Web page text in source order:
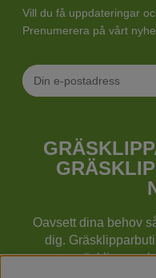
Vill du få uppdateringar
Prenumerera på vårt
Oavsett dina behov
dig.
gräsklippare